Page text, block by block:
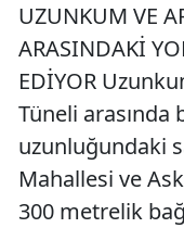
UZUNKUM VE
ARASINDAKİ
EDİYOR
Tüneli
uzunluğundaki
Mahallesi ve
300 metrelik